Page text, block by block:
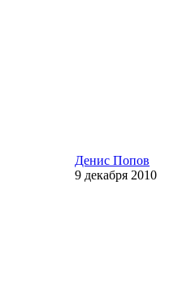
Денис Попов
9 декабря 2010